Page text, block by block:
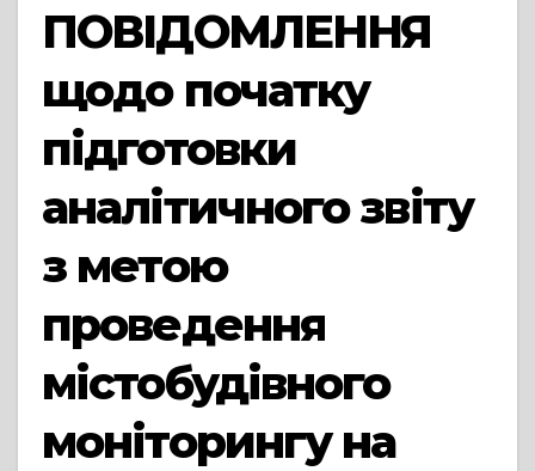
ПОВІДОМЛЕННЯ
щодо початку
підготовки
аналітичного звіту
з метою
проведення
містобудівного
моніторингу на